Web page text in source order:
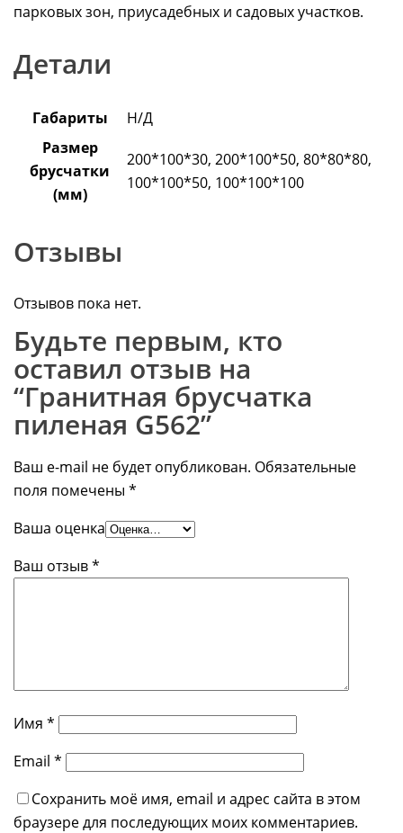
парковых зон, приусадебных и садовых участков.
Детали
Габариты
Н/Д
Размер
брусчатки
(мм)
200*100*30, 200*100*50, 80*80*80,
100*100*50, 100*100*100
Отзывы
Отзывов пока нет.
Будьте первым, кто
оставил отзыв на
“Гранитная брусчатка
пиленая G562”
Ваш e-mail не будет опубликован. Обязательные
поля помечены *
Ваша оценка
Ваш отзыв*
Имя *
Email *
Сохранить моё имя, email и адрес сайта в этом
браузере для последующих моих комментариев.